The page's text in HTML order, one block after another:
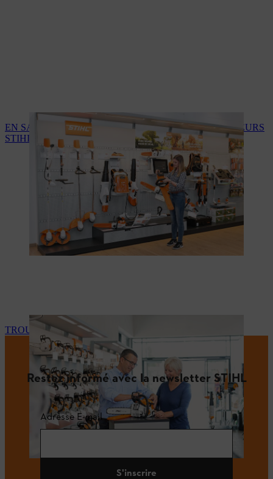
EN SAVOIR PLUS SUR LES SERVICES DES REVENDEURS
STIHL
TROUVEZ VOTRE REVENDEUR STIHL
Restez informé avec la newsletter STIHL
Adresse E-mail
S'inscrire